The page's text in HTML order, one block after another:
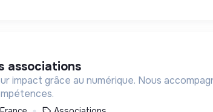
associations
impact grâce au numérique. Nous